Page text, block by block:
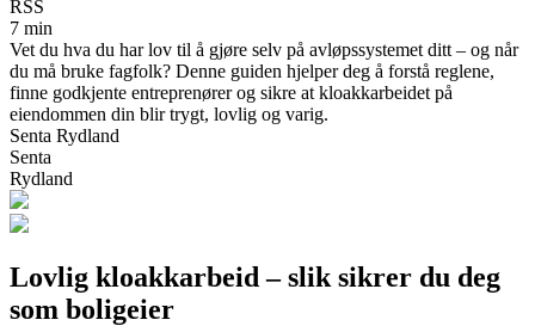
RSS
7 min
Vet du hva du har lov til å gjøre selv på avløpssystemet ditt – og når
du må bruke fagfolk? Denne guiden hjelper deg å forstå reglene,
finne godkjente entreprenører og sikre at kloakkarbeidet på
eiendommen din blir trygt, lovlig og varig.
Senta Rydland
Senta
Rydland
Lovlig kloakkarbeid – slik sikrer du deg
som boligeier